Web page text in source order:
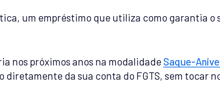
um empréstimo que utiliza como garantia o
nos próximos anos na modalidade Saque-
da sua conta do FGTS, sem tocar